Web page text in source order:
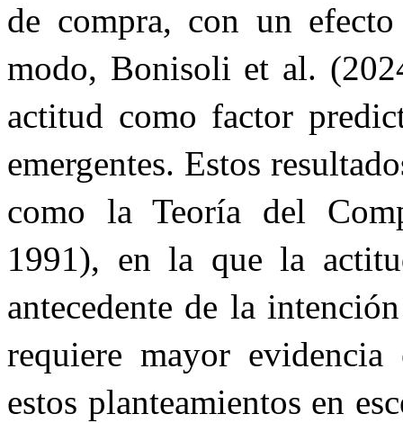
de compra, con un
modo, Bonisoli et al.
actitud como factor
emergentes. Estos
como la Teoría del
1991), en la que la
antecedente de la
requiere mayor
estos planteamientos en